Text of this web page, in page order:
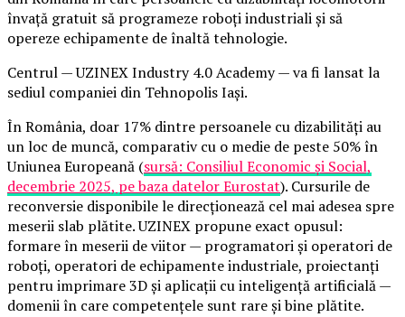
învață gratuit să programeze roboți industriali și să
opereze echipamente de înaltă tehnologie.
Centrul — UZINEX Industry 4.0 Academy — va fi lansat la
sediul companiei din Tehnopolis Iași.
În România, doar 17% dintre persoanele cu dizabilități au
un loc de muncă, comparativ cu o medie de peste 50% în
Uniunea Europeană (sursă: Consiliul Economic și Social,
decembrie 2025, pe baza datelor Eurostat). Cursurile de
reconversie disponibile le direcționează cel mai adesea spre
meserii slab plătite. UZINEX propune exact opusul:
formare în meserii de viitor — programatori și operatori de
roboți, operatori de echipamente industriale, proiectanți
pentru imprimare 3D și aplicații cu inteligență artificială —
domenii în care competențele sunt rare și bine plătite.